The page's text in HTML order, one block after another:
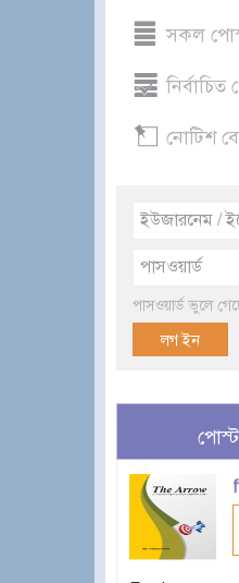
সকল
নোটিশ
পাসওয়ার্ড ভুলে